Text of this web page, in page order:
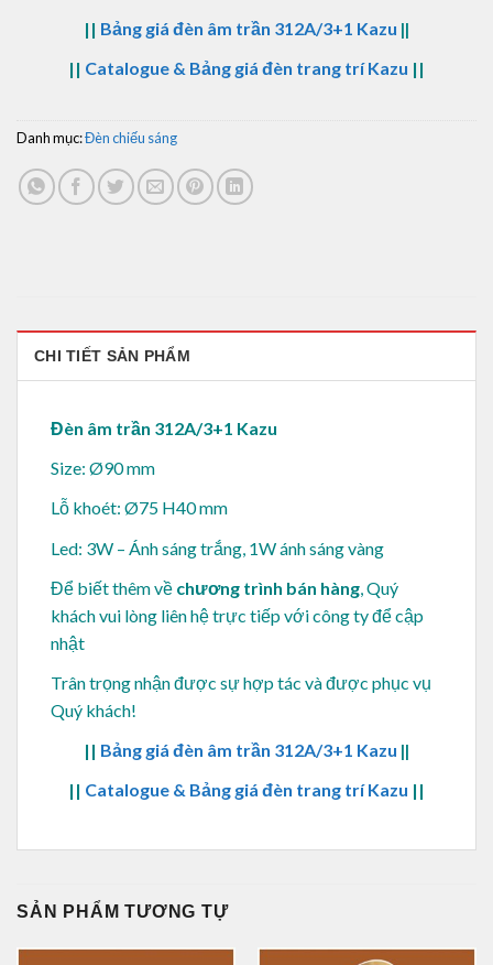
|| Bảng giá đèn âm trần 312A/3+1 Kazu ||
|| Catalogue & Bảng giá đèn trang trí Kazu ||
Danh mục:Đèn chiếu sáng
CHI TIẾT SẢN PHẨM
Đèn âm trần 312A/3+1 Kazu
Size: Ø90 mm
Lỗ khoét: Ø75 H40 mm
Led: 3W – Ánh sáng trắng, 1W ánh sáng vàng
Để biết thêm về chương trình bán hàng, Quý
khách vui lòng liên hệ trực tiếp với công ty để cập
nhật
Trân trọng nhận được sự hợp tác và được phục vụ
Quý khách!
|| Bảng giá đèn âm trần 312A/3+1 Kazu ||
|| Catalogue & Bảng giá đèn trang trí Kazu ||
SẢN PHẨM TƯƠNG TỰ